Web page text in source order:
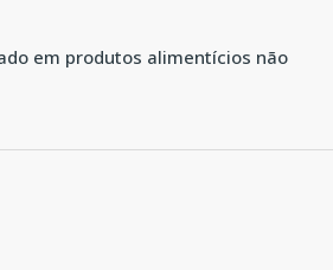
em produtos alimentícios não